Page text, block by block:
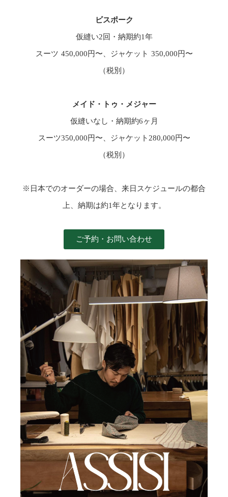
ビスポーク
仮縫い2回・納期約1年
スーツ 450,000円〜、ジャケット 350,000円〜
（税別）
メイド・トゥ・メジャー
仮縫いなし・納期約6ヶ月
スーツ350,000円〜、ジャケット280,000円〜
（税別）
※日本でのオーダーの場合、来日スケジュールの都合
上、納期は約1年となります。
ご予約・お問い合わせ